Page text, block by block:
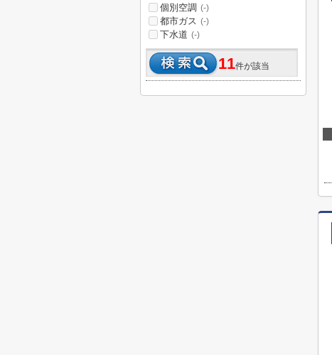
個別空調 (-)
都市ガス (-)
下水道 (-)
11件が該当